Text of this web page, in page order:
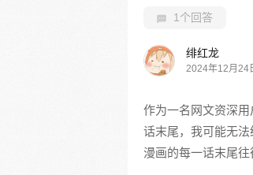
1个回答
绯红龙
2024年12月24
作为一名网文资深
话末尾，我可能无法
漫画的每一话末尾